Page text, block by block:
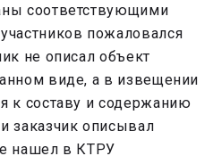
соответствующими
пожаловался
не описал объект
виде, а в извещении
к составу и содержанию
заказчик описывал
нашел в КТРУ